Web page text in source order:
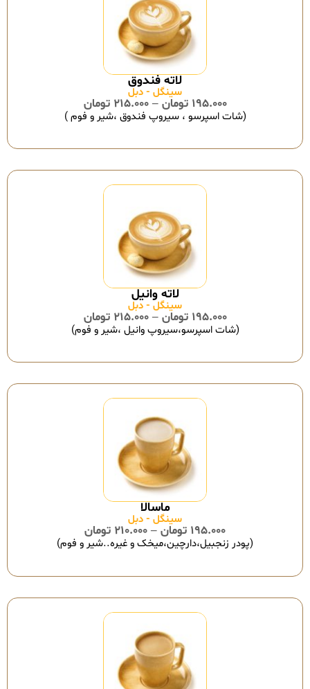
سینگل - دبل
195.000 تومان –
215.000 تومان
(شات اسپرسو ، سیروپ فندوق ،شیر و فوم )
‎لاته وانیل
سینگل - دبل
195.000 تومان –
215.000 تومان
(شات اسپرسو،سیروپ وانیل ،شیر و فوم)
‎ماسالا
سینگل - دبل
195.000 تومان –
210.000 تومان
(پودر زنجبیل،دارچین،میخک و غیره..شیر و فوم)